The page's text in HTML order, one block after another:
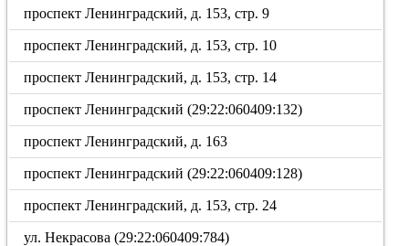
проспект Ленинградский, д. 153, стр. 9
проспект Ленинградский, д. 153, стр. 10
проспект Ленинградский, д. 153, стр. 14
проспект Ленинградский (29:22:060409:132)
проспект Ленинградский, д. 163
проспект Ленинградский (29:22:060409:128)
проспект Ленинградский, д. 153, стр. 24
ул. Некрасова (29:22:060409:784)